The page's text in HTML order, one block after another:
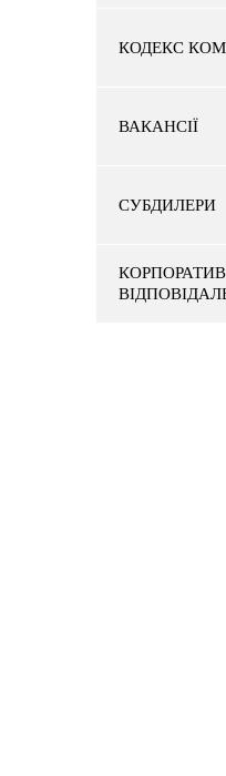
КОДЕКС
ВАКАНСІЇ
СУБДИЛЕРИ